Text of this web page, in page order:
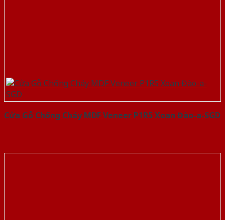
Cửa Gỗ Chống Cháy MDF Veneer P1R5 Xoan Đào-a-SGD